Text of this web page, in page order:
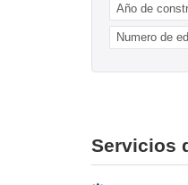
Año de
Numero de
Servicios